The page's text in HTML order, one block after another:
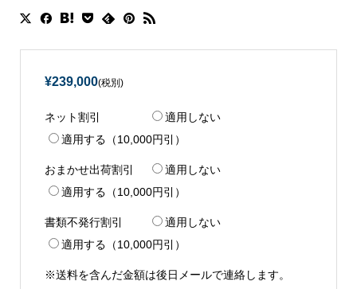
¥239,000(税別)
ネット割引
適用しない
適用する（10,000円引）
おまかせ出荷割引
適用しない
適用する（10,000円引）
書類不発行割引
適用しない
適用する（10,000円引）
※送料を含んだ金額は後日メールで連絡します。